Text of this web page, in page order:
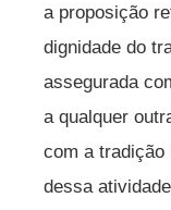
a proposição
dignidade do
assegurada
a qualquer
com a tradição
dessa